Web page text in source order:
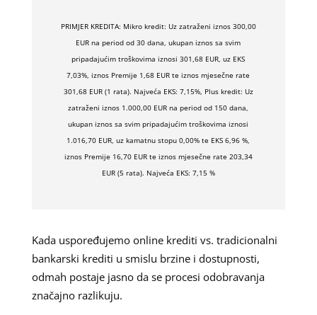
PRIMJER KREDITA: Mikro kredit: Uz zatraženi iznos 300,00
EUR na period od 30 dana, ukupan iznos sa svim
pripadajućim troškovima iznosi 301,68 EUR, uz EKS
7,03%, iznos Premije 1,68 EUR te iznos mjesečne rate
301,68 EUR (1 rata). Najveća EKS: 7,15%, Plus kredit: Uz
zatraženi iznos 1.000,00 EUR na period od 150 dana,
ukupan iznos sa svim pripadajućim troškovima iznosi
1.016,70 EUR, uz kamatnu stopu 0,00% te EKS 6,96 %,
iznos Premije 16,70 EUR te iznos mjesečne rate 203,34
EUR (5 rata). Najveća EKS: 7,15 %
Kada uspoređujemo online krediti vs. tradicionalni
bankarski krediti u smislu brzine i dostupnosti,
odmah postaje jasno da se procesi odobravanja
značajno razlikuju.